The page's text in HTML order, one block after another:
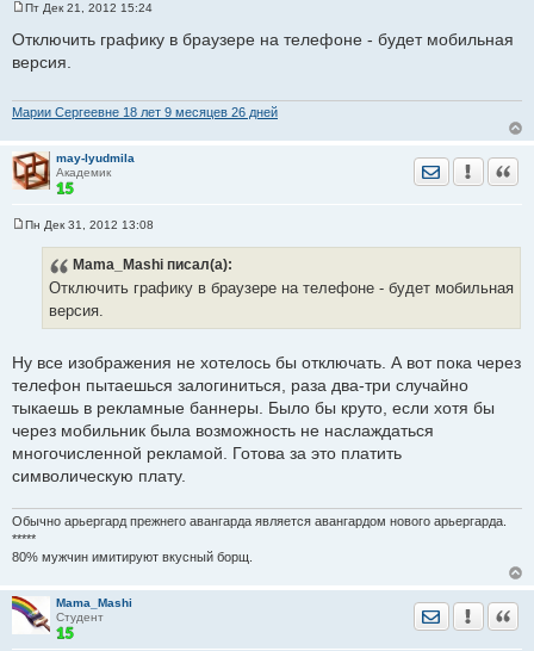
о
б
щ
н
и
Пт Дек 21, 2012 15:24
Отключить графику в браузере на телефоне - будет мобильная
версия.
Марии Сергеевне 18 лет 9 месяцев 26 дней
may-lyudmila
Академик
Отправить
Пн Дек 31, 2012 13:08
Mama_Mashi писал(а):
Отключить графику в браузере на телефоне - будет мобильная
версия.
Ну все изображения не хотелось бы отключать. А вот пока через
телефон пытаешься залогиниться, раза два-три случайно
тыкаешь в рекламные баннеры. Было бы круто, если хотя бы
через мобильник была возможность не наслаждаться
многочисленной рекламой. Готова за это платить
символическую плату.
Обычно арьергард прежнего авангарда является авангардом нового арьергарда.
*****
80% мужчин имитируют вкусный борщ.
Mama_Mashi
Студент
Отправить